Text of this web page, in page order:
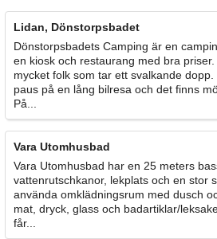
Lidan, Dönstorpsbadet
Dönstorpsbadets Camping är en
en kiosk och restaurang med bra
mycket folk som tar ett svalkande
paus på en lång bilresa och det finns
På...
Vara Utomhusbad
Vara Utomhusbad har en 25 meters
vattenrutschkanor, lekplats och en stor
använda omklädningsrum med dusch
mat, dryck, glass och badartiklar/
får...